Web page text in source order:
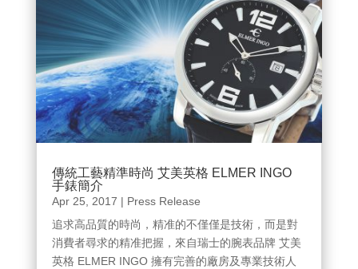
傳統工藝精準時尚 艾美英格 ELMER INGO
手錶簡介
Apr 25, 2017 | Press Release
追求高品質的時尚，精准的不僅僅是技術，而是對
消費者尋求的精准把握，來自瑞士的腕表品牌 艾美
英格 ELMER INGO 擁有完善的廠房及專業技術人